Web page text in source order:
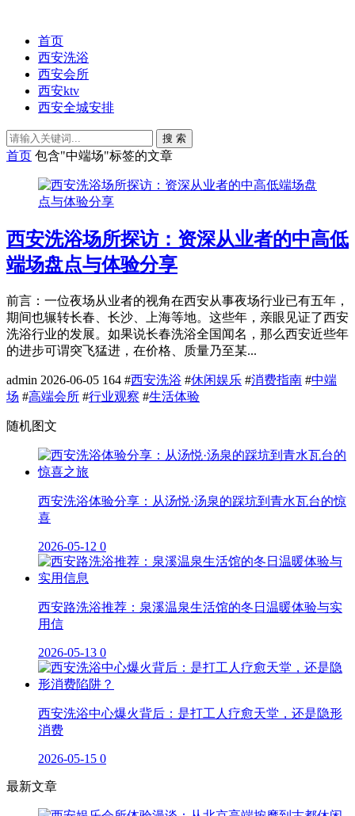
首页
西安洗浴
西安会所
西安ktv
西安全城安排
搜 索
首页 包含"中端场"标签的文章
西安洗浴场所探访：资深从业者的中高低
端场盘点与体验分享
前言：一位夜场从业者的视角在西安从事夜场行业已有五年，
期间也辗转长春、长沙、上海等地。这些年，亲眼见证了西安
洗浴行业的发展。如果说长春洗浴全国闻名，那么西安近些年
的进步可谓突飞猛进，在价格、质量乃至某...
admin 2026-06-05 164 #西安洗浴 #休闲娱乐 #消费指南 #中端
场 #高端会所 #行业观察 #生活体验
随机图文
西安洗浴体验分享：从汤悦·汤泉的踩坑到青水瓦台的惊
喜
2026-05-12 0
西安路洗浴推荐：泉溪温泉生活馆的冬日温暖体验与实
用信
2026-05-13 0
西安洗浴中心爆火背后：是打工人疗愈天堂，还是隐形
消费
2026-05-15 0
最新文章